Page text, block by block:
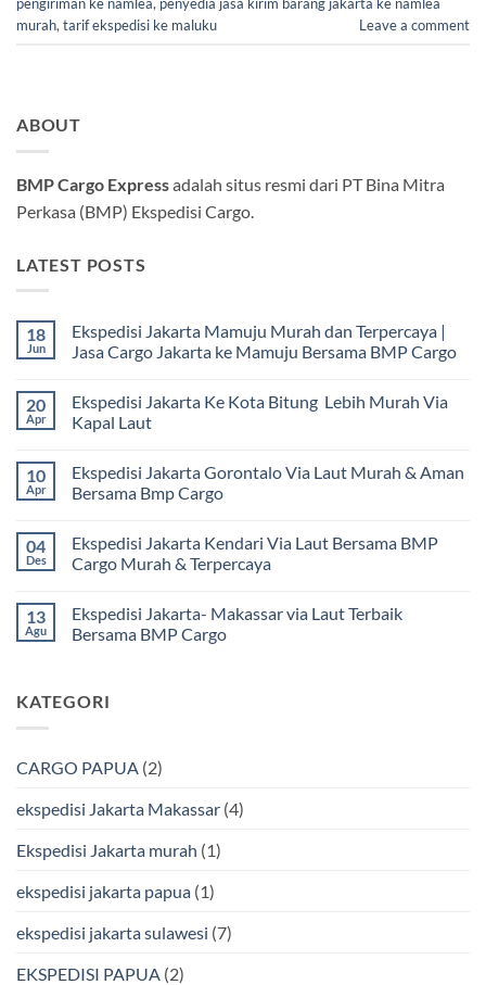
murah, tarif ekspedisi ke maluku Leave a comment
ABOUT
BMP Cargo Expressadalah situs resmi dari PT Bina Mitra
Perkasa (BMP) Ekspedisi Cargo.
LATEST POSTS
18
Jun
Ekspedisi Jakarta Mamuju Murah dan Terpercaya |
Jasa Cargo Jakarta ke Mamuju Bersama BMP Cargo
komentar
pada
Ekspedisi
Murah
dan
Terpercaya
Cargo
Jakarta
ke
BMP
Cargo
20
Apr
Ekspedisi Jakarta Ke Kota Bitung Lebih Murah Via
Kapal Laut
komentar
pada
Ekspedisi
Kota
Bitung
Lebih
Kapal
Laut
10
Apr
Ekspedisi Jakarta Gorontalo Via Laut Murah & Aman
Bersama Bmp Cargo
komentar
pada
Ekspedisi
Via
Laut
Murah
Bmp
Cargo
04
Des
Ekspedisi Jakarta Kendari Via Laut Bersama BMP
Cargo Murah & Terpercaya
komentar
pada
Ekspedisi
Laut
Bersama
&
13
Agu
Ekspedisi Jakarta- Makassar via Laut Terbaik
Bersama BMP Cargo
pada
Ekspedisi
Laut
BMP
KATEGORI
CARGO PAPUA (2)
ekspedisi Jakarta Makassar (4)
Ekspedisi Jakarta murah (1)
ekspedisi jakarta papua (1)
ekspedisi jakarta sulawesi (7)
EKSPEDISI PAPUA (2)